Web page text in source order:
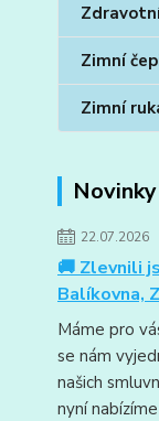
Zimní
Zimní
Novinky
22.07.2026
🚚 Zlevnili
Balíkovna,
Máme pro
se nám
našich
nyní